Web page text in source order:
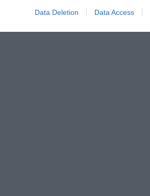
Data Deletion Data Access